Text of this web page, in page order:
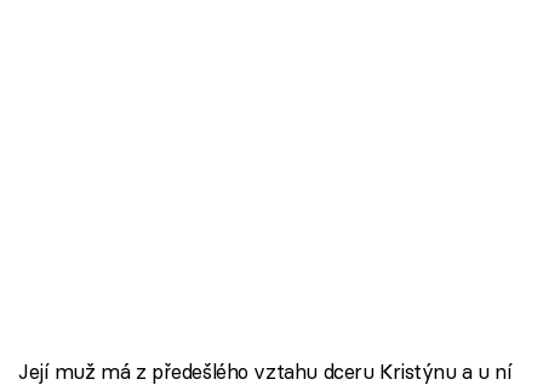
Její muž má z předešlého vztahu dceru Kristýnu a u ní